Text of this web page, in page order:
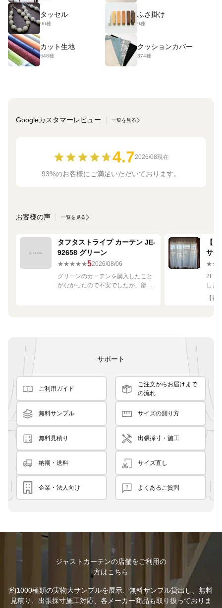
タッセル
90種
ふさ掛け
9種
カット生地
648種
クッションカバー
374種
Googleカスタマーレビュー 一覧を見る
4.72026/08現在
93%のお客様にご満足いただいております。
お客様の声 一覧を見る
タフタストライプ カーテン JE-
92658 グリーン
★★★★★52026/08/06
グリーンのカーテンを購入したこと
がなかったので不安でしたが、部屋
【
サイ
2Fリ
しま
し
で
【神
サポート
ご利用ガイド
ご注文からお届けまで
の流れ
無料サンプル サイズの測り方
無料見積り 出張採寸・施工
納期・送料 サイズ直し
企業・法人向け よくあるご質問
ジャストカーテンの店舗をご利用の
方はこちら
約1000種類の実物大サンプルを展示、無料サンプル貸出し、無料
見積り、出張採寸施工対応、各メーカー商品も取り扱っておりま